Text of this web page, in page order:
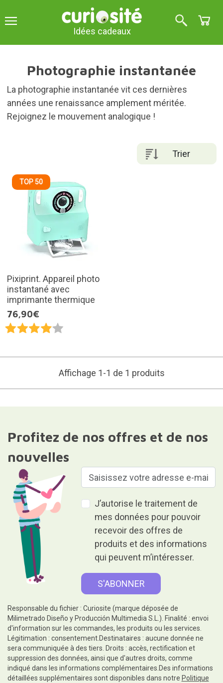
Idées cadeaux
Photographie instantanée
La photographie instantanée vit ces dernières
années une renaissance amplement méritée.
Rejoignez le mouvement analogique !
Trier
TOP 50
Pixiprint. Appareil photo
instantané avec
imprimante thermique
76,90€
Affichage 1-1 de 1 produits
Profitez de nos offres et de nos
nouvelles
J’autorise le traitement de
mes données pour pouvoir
recevoir des offres de
produits et des informations
qui peuvent m’intéresser.
Responsable du fichier : Curiosite (marque déposée de
Milimetrado Diseño y Producción Multimedia S.L.). Finalité : envoi
d'information sur les commandes, les produits ou les services.
Légitimation : consentement.Destinataires : aucune donnée ne
sera communiquée à des tiers. Droits : accès, rectification et
suppression des données, ainsi que d'autres droits, comme
indiqué dans les informations complémentaires.Des informations
détaillées supplémentaires sont disponibles dans notre Politique